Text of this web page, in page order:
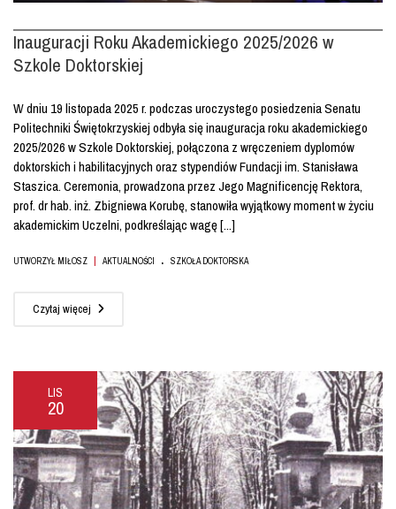
Inauguracji Roku Akademickiego 2025/2026 w
Szkole Doktorskiej
W dniu 19 listopada 2025 r. podczas uroczystego posiedzenia Senatu
Politechniki Świętokrzyskiej odbyła się inauguracja roku akademickiego
2025/2026 w Szkole Doktorskiej, połączona z wręczeniem dyplomów
doktorskich i habilitacyjnych oraz stypendiów Fundacji im. Stanisława
Staszica. Ceremonia, prowadzona przez Jego Magnificencję Rektora,
prof. dr hab. inż. Zbigniewa Korubę, stanowiła wyjątkowy moment w życiu
akademickim Uczelni, podkreślając wagę [...]
UTWORZYŁ MIŁOSZ | AKTUALNOŚCI . SZKOŁA DOKTORSKA
Czytaj więcej
LIS
20